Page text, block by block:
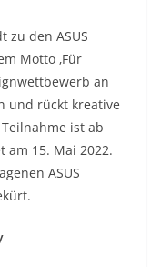
zu den ASUS
Motto ‚Für
an
und rückt kreative
ist ab
15. Mai 2022.
ASUS